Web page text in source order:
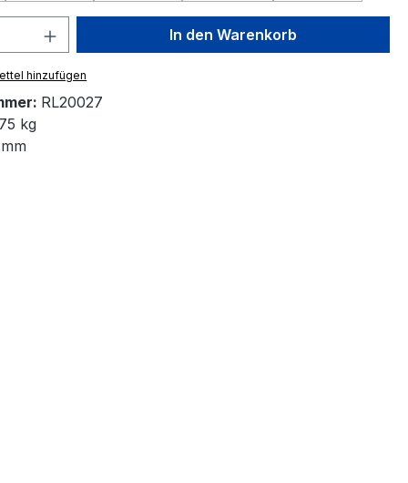
Anzahl: Gib den gewünschten Wert
In den Warenkorb
hinzufügen
RL20027
kg